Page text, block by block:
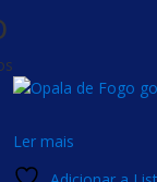
Ler mais